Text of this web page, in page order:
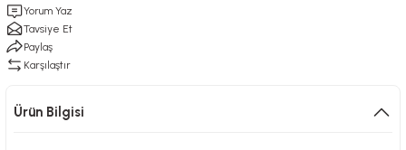
Yorum Yaz
Tavsiye Et
Paylaş
Karşılaştır
Ürün Bilgisi